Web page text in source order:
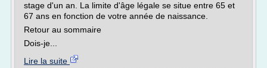
stage d'un an. La limite d'âge légale se situe entre 65 et
67 ans en fonction de votre année de naissance.
Retour au sommaire
Dois-je...
Lire la suite